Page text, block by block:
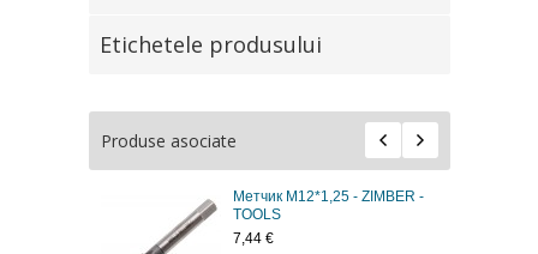
Etichetele produsului
Produse asociate
Метчик M12*1,25 - ZIMBER -
TOOLS
7,44 €